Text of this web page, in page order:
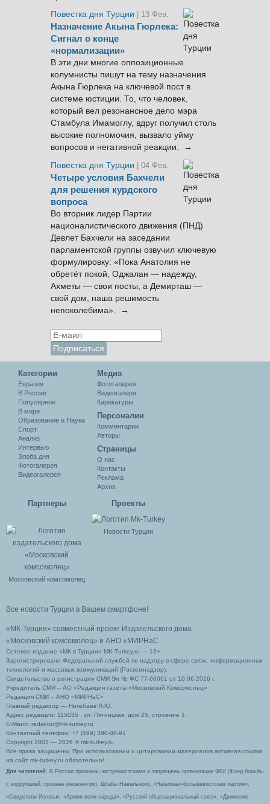
Повестка дня Турции
| 13 Фев.
Назначение Акына Гюрлека:
Сигнал о конце
«нормализации»
В эти дни многие оппозиционные
колумнисты пишут на тему назначения
Акына Гюрлека на ключевой пост в
системе юстиции. То, что человек,
который вел резонансное дело мэра
Стамбула Имамоглу, вдруг получил столь
высокие полномочия, вызвало уйму
вопросов и негативной реакции. →
Повестка дня Турции
| 04 Фев.
Четыре условия Бахчели
для решения курдского
вопроса
Во вторник лидер Партии
националистического движения (ПНД)
Девлет Бахчели на заседании
парламентской группы озвучил ключевую
формулировку: «Пока Анатолия не
обретёт покой, Оджалан — надежду,
Ахметы — свои посты, а Демирташ —
свой дом, наша решимость
непоколебима». →
Категории
Евразия
В России
Популярное
В мире
Образование и Наука
Спорт
Анализ
Интервью
Злоба дня
Фотогалерея
Видеогалерея
Медиа
Фотогалерея
Видеогалеря
Карикатуры
Персоналии
Комментарии
Авторы
Cтраницы
О нас
Контакты
Реклама
Архив
Партнеры
Московский комсомолец
Проекты
Новости Турции
Все новости Турции в Вашем смартфоне!
«МК-Турция» совместный проект Издательского дома
«Московский комсомолец» и АНО «МИРНаС
Сетевое издание «МК в Турции» MK-Turkey.ru — 16+
Зарегистрировано Федеральной службой по надзору в сфере связи, информационных
технологий и массовых коммуникаций (Роскомнадзор).
Свидетельство о регистрации СМИ Эл № ФС 77-66061 от 10.06.2016 г.
Учредитель СМИ – АО «Редакция газеты «Московский Комсомолец»
Редакция СМИ – АНО «МИРНаС»
Главный редактор — Ниязбаев Я.Ю.
Адрес редакции: 115035 , ул. Пятницкая, дом 25, строение 1.
Е-Маил: redaktor@mk-turkey.ru
Контактный телефон: +7 (499) 390-08-91
Copyright 2003 — 2026 © mk-turkey.ru
Все права защищены. При использовании и цитировании материалов активная ссылка
на сайт mk-turkey.ru обязательна!
Для читателей : В России признаны экстремистскими и запрещены организации ФБК (Фонд борьбы
с коррупцией, признан иноагентом), Штабы Навального, «Национал-большевистская партия»,
«Свидетели Иеговы», «Армия воли народа», «Русский общенациональный союз», «Движение